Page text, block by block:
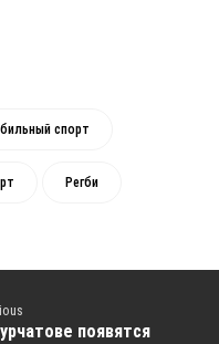
спорт
Регби
появятся